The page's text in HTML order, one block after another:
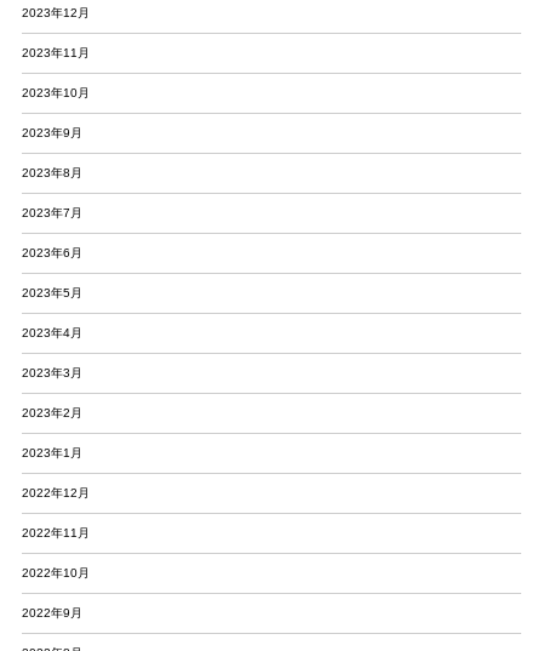
2023年12月
2023年11月
2023年10月
2023年9月
2023年8月
2023年7月
2023年6月
2023年5月
2023年4月
2023年3月
2023年2月
2023年1月
2022年12月
2022年11月
2022年10月
2022年9月